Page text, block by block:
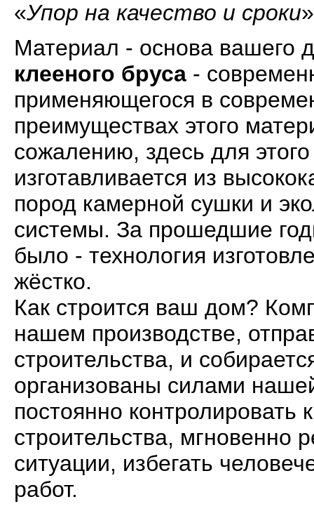
«Упор на качество и сроки»
Материал - основа вашего
клееного бруса-
применяющегося в
преимуществах этого
сожалению, здесь для
изготавливается из
пород камерной сушки и
системы. За прошедшие
было - технология
жёстко.
Как строится ваш дом?
нашем производстве,
строительства, и
организованы силами
постоянно контролировать
строительства, мгновенно
ситуации, избегать
работ.